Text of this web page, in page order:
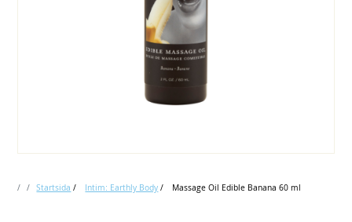
Startsida/ Intim: Earthly Body/ Massage Oil Edible Banana 60 ml